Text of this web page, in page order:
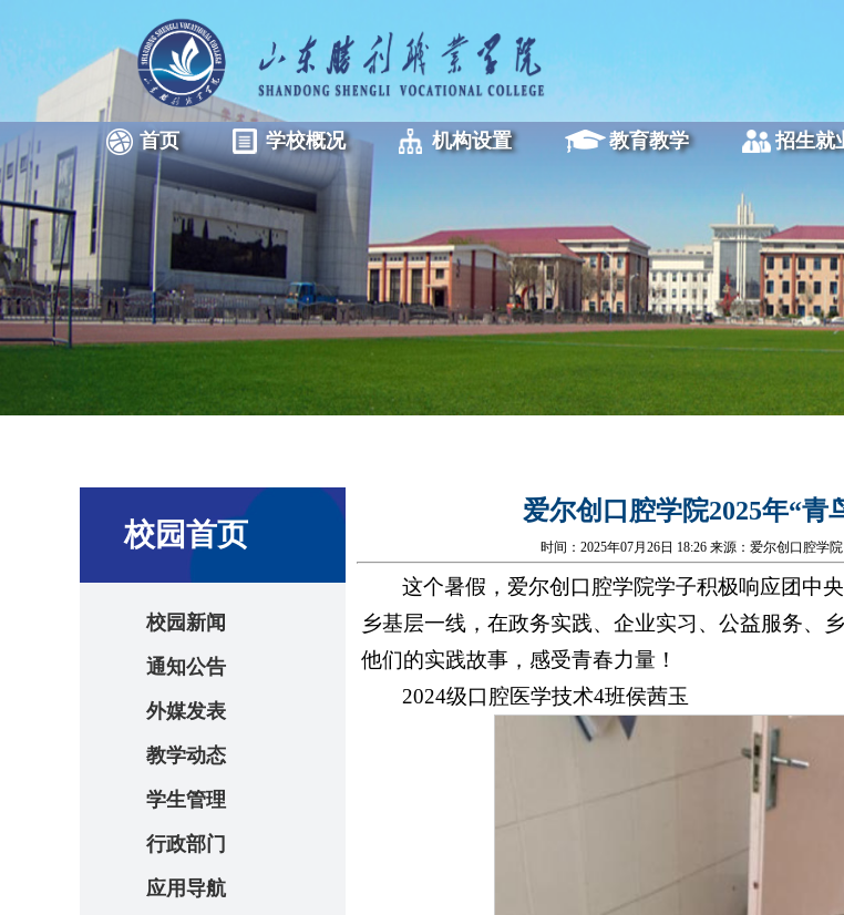
首页 学校概况 机构设置 教育教学 招生就
校园首页
校园新闻
通知公告
外媒发表
教学动态
学生管理
行政部门
应用导航
爱尔创口腔学院2025年“青
时间：2025年07月26日 18:26 来源：爱尔创口腔学
这个暑假，爱尔创口腔学院学子积极响应团中
乡基层一线，在政务实践、企业实习、公益服务、
他们的实践故事，感受青春力量！
2024级口腔医学技术4班侯茜玉